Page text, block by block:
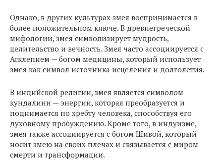
Однако, в других культурах змея воспринимается в
более положительном ключе. В древнегреческой
мифологии, змея символизирует мудрость,
целительство и вечность. Змея часто ассоциируется с
Асклепием — богом медицины, который использует
змея как символ источника исцеления и долголетия.
В индийской религии, змея является символом
кундалини — энергии, которая преобразуется и
поднимается по хребту человека, способствуя его
духовному пробуждению. Кроме того, в индуизме,
змея также ассоциируется с богом Шивой, который
носит змею на своих плечах и связывается с миром
смерти и трансформации.